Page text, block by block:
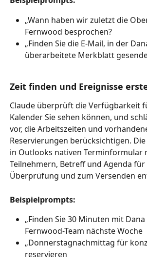
„Wann haben wir zuletzt die
Fernwood besprochen?
„Finden Sie die E-Mail, in der
überarbeitete Merkblatt
Zeit finden und Ereignisse
Claude überprüft die Verfügbarkeit
Kalender Sie sehen können, und
vor, die Arbeitszeiten und
Reservierungen berücksichtigen.
in Outlooks nativen Terminformular
Teilnehmern, Betreff und Agenda für
Überprüfung und zum Versenden
Beispielprompts:
„Finden Sie 30 Minuten mit
Fernwood-Team nächste Woche
„Donnerstagnachmittag für
reservieren